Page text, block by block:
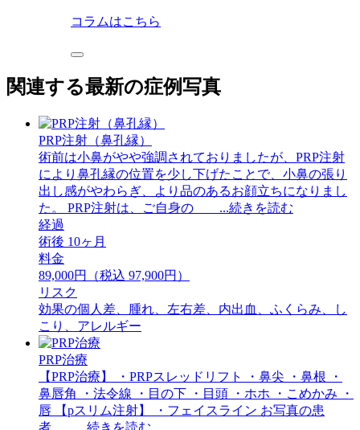
コラムはこちら
関連する最新の症例写真
PRP注射（鼻孔縁）
術前は小鼻がやや強調されておりましたが、PRP注射
により鼻孔縁の位置を少し下げたことで、小鼻の張り
出し感がやわらぎ、より品のあるお顔立ちになりまし
た。 ⁡PRP注射は、ご自身の ...続きを読む
経過
術後 10ヶ月
料金
89,000円（税込 97,900円）
リスク
効果の個人差、腫れ、左右差、内出血、ふくらみ、し
こり、アレルギー
PRP治療
【PRP治療】 ・PRPスレッドリフト ・鼻尖 ・鼻根 ・
鼻唇角 ・法令線 ・目の下 ・目頭 ・ホホ ・こめかみ ・
唇 【pスリム注射】 ・フェイスライン お写真の患